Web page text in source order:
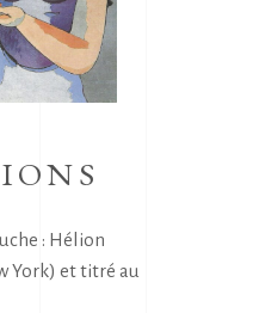
: Hélion
York) et titré au